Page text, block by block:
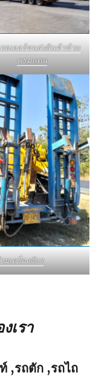
รลเลอร์ขนส่งสินค้าข้าม
พรมแดน
เครื่องจักร
เรา
,รถตัก ,รถไถ